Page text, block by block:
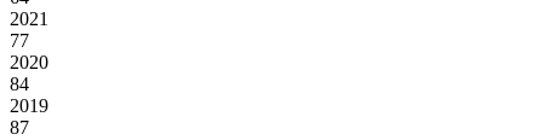
2021
77
2020
84
2019
87